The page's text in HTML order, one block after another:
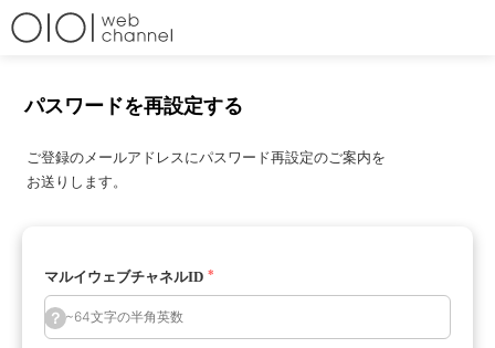
パスワードを再設定する
ご登録のメールアドレスにパスワード再設定のご案内を
お送りします。
マルイウェブチャネルID*
？